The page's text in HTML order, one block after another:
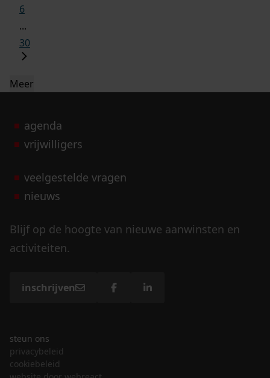
6
...
30
Meer
agenda
vrijwilligers
veelgestelde vragen
nieuws
Blijf op de hoogte van nieuwe aanwinsten en
activiteiten.
inschrijven
steun ons
privacybeleid
cookiebeleid